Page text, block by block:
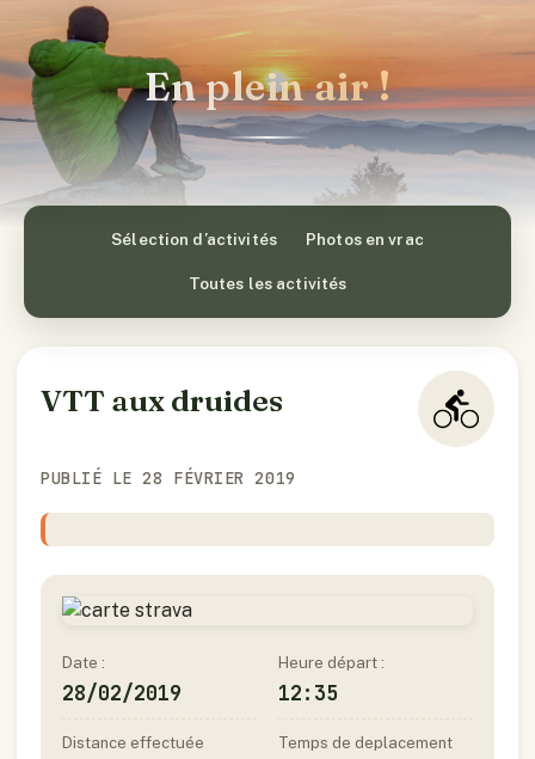
En plein air !
Sélection d’activités Photos en vrac
Toutes les activités
VTT aux druides
PUBLIÉ LE 28 FÉVRIER 2019
Date :
28/02/2019
Heure départ :
12:35
Distance effectuée Temps de deplacement